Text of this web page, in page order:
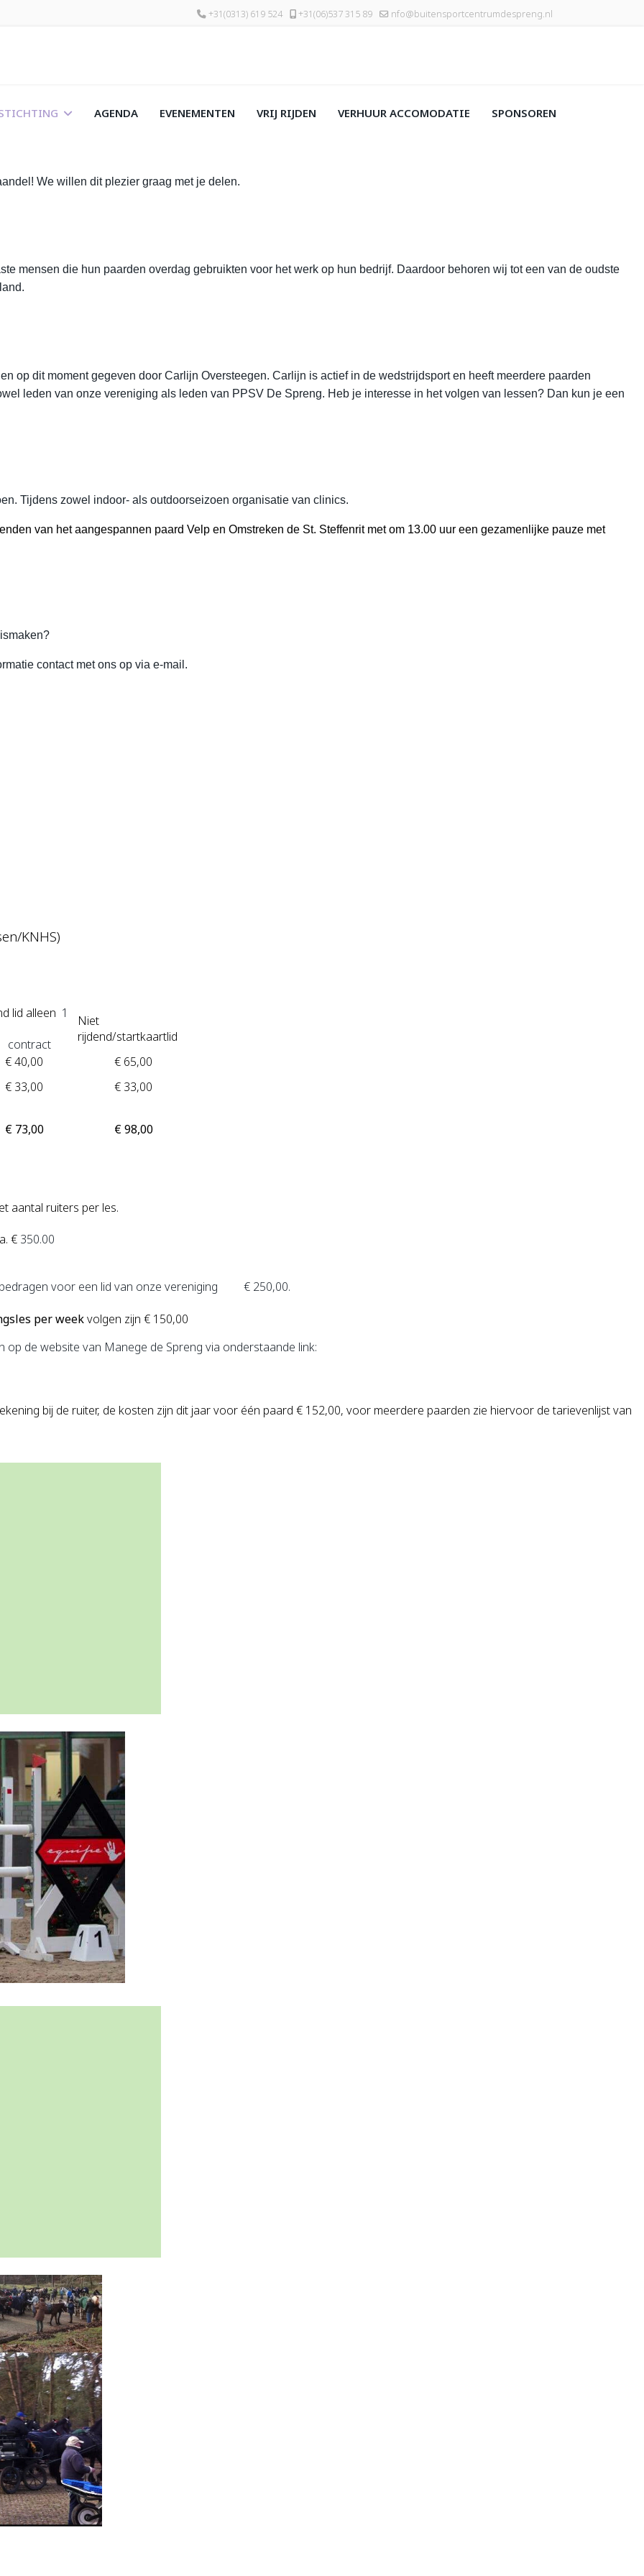
+31(0313) 619 524 +31(06)537 315 89 nfo@buitensportcentrumdespreng.nl
AGENDA EVENEMENTEN VRIJ RIJDEN VERHUUR ACCOMODATIE SPONSOREN
We willen dit plezier graag met je delen.
mensen die hun paarden overdag gebruikten voor het werk op hun bedrijf. Daardoor behoren wij tot een van de oudste
op dit moment gegeven door Carlijn Oversteegen. Carlijn is actief in de wedstrijdsport en heeft meerdere paarden
leden van onze vereniging als leden van PPSV De Spreng. Heb je interesse in het volgen van lessen? Dan kun je een
Tijdens zowel indoor- als outdoorseizoen organisatie van clinics.
van het aangespannen paard Velp en Omstreken de St. Steffenrit met om 13.00 uur een gezamenlijke pauze met
contact met ons op via e-mail.
KNHS)
lid alleen 1
contract
Niet
rijdend/startkaartlid
€ 40,00
€ 65,00
€ 33,00
€ 33,00
€ 73,00 € 98,00
aantal ruiters per les.
€ 350.00
voor een lid van onze vereniging € 250,00.
per weekvolgen zijn € 150,00
de website van Manege de Spreng via onderstaande link:
bij de ruiter, de kosten zijn dit jaar voor één paard € 152,00, voor meerdere paarden zie hiervoor de tarievenlijst van